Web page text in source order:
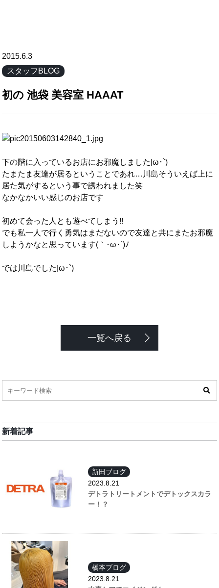
2015.6.3
スタッフBLOG
初の 池袋 美容室 HAAAT
下の階に入っているお店にお邪魔しました|ω･`)
たまたま友達が居るということであれ…川島そういえば上に
居た気がするという事で誘われました笑
なかなかいい感じのお店です
初めて会った人とも遊べてしまう!!
でも私一人で行く勇気はまだないので友達と共にまたお邪魔
しようかなと思っています(｀･ω･´)ﾉ
では川島でした|ω･`)
一覧へ戻る
新着記事
新田ブログ
2023.8.21
デトラトリートメントでデトックスカラ
ー！？
橋本ブログ
2023.8.21